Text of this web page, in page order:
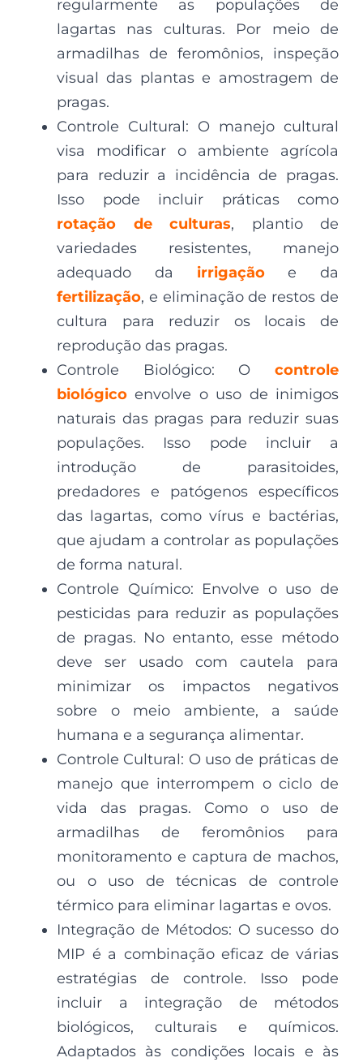
regularmente as populações de
lagartas nas culturas. Por meio de
armadilhas de feromônios, inspeção
visual das plantas e amostragem de
pragas.
Controle Cultural: O manejo cultural
visa modificar o ambiente agrícola
para reduzir a incidência de pragas.
Isso pode incluir práticas como
rotação de culturas, plantio de
variedades resistentes, manejo
adequado da irrigação
e da
fertilização, e eliminação de restos de
cultura para reduzir os locais de
reprodução das pragas.
Controle Biológico: O controle
biológico envolve o uso de inimigos
naturais das pragas para reduzir suas
populações. Isso pode incluir a
introdução de parasitoides,
predadores e patógenos específicos
das lagartas, como vírus e bactérias,
que ajudam a controlar as populações
de forma natural.
Controle Químico: Envolve o uso de
pesticidas para reduzir as populações
de pragas. No entanto, esse método
deve ser usado com cautela para
minimizar os impactos negativos
sobre o meio ambiente, a saúde
humana e a segurança alimentar.
Controle Cultural: O uso de práticas de
manejo que interrompem o ciclo de
vida das pragas. Como o uso de
armadilhas de feromônios para
monitoramento e captura de machos,
ou o uso de técnicas de controle
térmico para eliminar lagartas e ovos.
Integração de Métodos: O sucesso do
MIP é a combinação eficaz de várias
estratégias de controle. Isso pode
incluir a integração de métodos
biológicos, culturais e químicos.
Adaptados às condições locais e às